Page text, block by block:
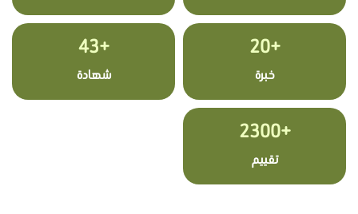
+20
خبرة
+43
شهادة
+2300
تقييم